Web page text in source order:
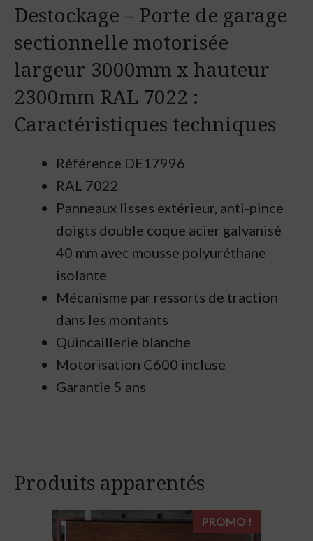
hauteur
2300mm
7022
Destockage – Porte de garage
sectionnelle motorisée
largeur 3000mm x hauteur
2300mm RAL 7022 :
Caractéristiques techniques
Référence DE17996
RAL 7022
Panneaux lisses extérieur, anti-pince
doigts double coque acier galvanisé
40 mm avec mousse polyuréthane
isolante
Mécanisme par ressorts de traction
dans les montants
Quincaillerie blanche
Motorisation C600 incluse
Garantie 5 ans
Produits apparentés
PROMO !